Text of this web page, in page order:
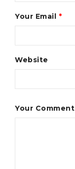
Your Email *
Website
Your Comment